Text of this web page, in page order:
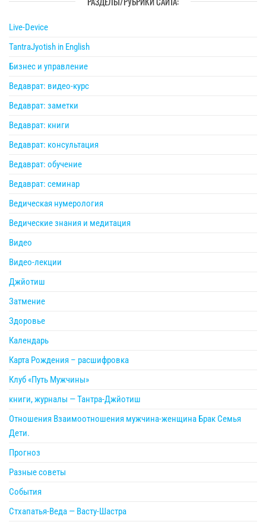
Live-Device
TantraJyotish in English
Бизнес и управление
Ведаврат: видео-курс
Ведаврат: заметки
Ведаврат: книги
Ведаврат: консультация
Ведаврат: обучение
Ведаврат: семинар
Ведическая нумерология
Ведические знания и медитация
Видео
Видео-лекции
Джйотиш
Затмение
Здоровье
Календарь
Карта Рождения – расшифровка
Клуб «Путь Мужчины»
книги, журналы — Тантра-Джйотиш
Отношения Взаимоотношения мужчина-женщина Брак Семья
Дети.
Прогноз
Разные советы
События
Стхапатья-Веда — Васту-Шастра